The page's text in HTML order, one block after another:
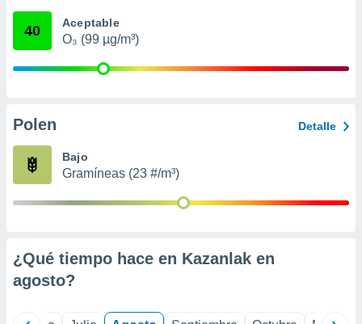
e
publicidad
1199
40 Aceptable
O₃ (99 µg/m³)
Polen Detalle
Bajo
Gramíneas (23 #/m³)
¿Qué tiempo hace en Kazanlak en
agosto?